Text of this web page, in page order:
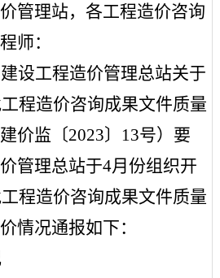
管理站，各工程造价咨询
师：
设工程造价管理总站关于
程造价咨询成果文件质量
价监〔2023〕13号）要
管理总站于4月份组织开
程造价咨询成果文件质量
情况通报如下：